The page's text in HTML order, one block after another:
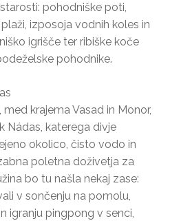
pohodniške poti,
izposoja vodnih koles in
igrišče ter ribiške koče
pohodnike.
krajema Vasad in Monor,
Nádas, katerega divje
okolico, čisto vodo in
poletna doživetja za
bo tu našla nekaj zase:
v sončenju na pomolu,
igranju pingpong v senci,